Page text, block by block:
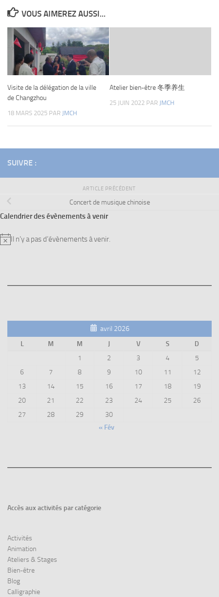
VOUS AIMEREZ AUSSI...
Visite de la délégation de la ville
de Changzhou
18 MARS 2025 PAR JMCH
Atelier bien-être 冬季养生
25 JUIN 2022 PAR JMCH
SUIVRE :
ARTICLE PRÉCÉDENT
Concert de musique chinoise
Calendrier des évènements à venir
Notice
Il n’y a pas d’évènements à venir.
avril 2026
L
M M J V S
D
1
2 3 4
5
6
7 8 9 10 11
12
13
14 15 16 17 18
19
20
21 22 23 24 25
26
27
28 29
30
« Fév
Accès aux activités par catégorie
Activités
Animation
Ateliers & Stages
Bien-être
Blog
Calligraphie